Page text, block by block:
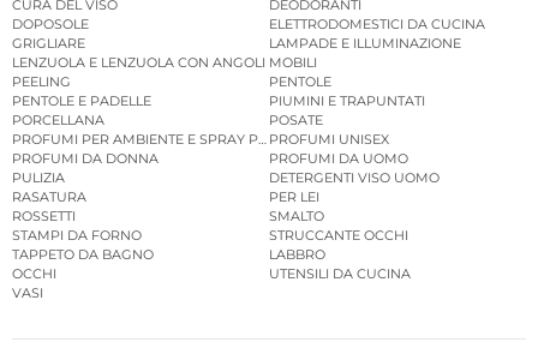
CURA DEL VISO
DEODORANTI
DOPOSOLE
ELETTRODOMESTICI DA CUCINA
GRIGLIARE
LAMPADE E ILLUMINAZIONE
LENZUOLA E LENZUOLA CON ANGOLI MOBILI
PEELING
PENTOLE
PENTOLE E PADELLE
PIUMINI E TRAPUNTATI
PORCELLANA
POSATE
PROFUMI PER AMBIENTE E SPRAY PER AMBIENTE
PROFUMI UNISEX
PROFUMI DA DONNA
PROFUMI DA UOMO
PULIZIA
DETERGENTI VISO UOMO
RASATURA
PER LEI
ROSSETTI
SMALTO
STAMPI DA FORNO
STRUCCANTE OCCHI
TAPPETO DA BAGNO
LABBRO
OCCHI
UTENSILI DA CUCINA
VASI